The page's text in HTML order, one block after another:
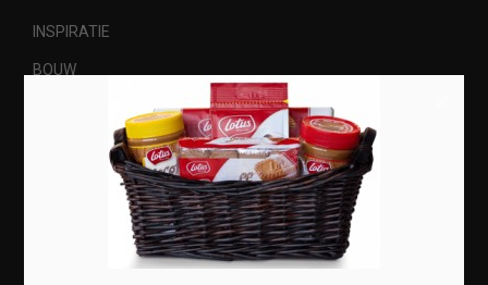
INSPIRATIE
BOUW
Meest recent